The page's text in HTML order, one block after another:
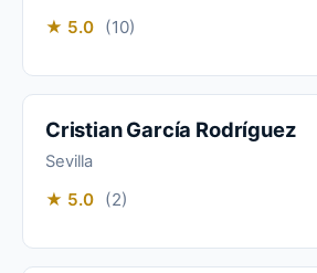
★ 5.0 (10)
Cristian García Rodríguez
Sevilla
★ 5.0 (2)